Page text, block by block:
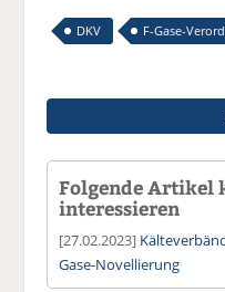
DKV F-Gase-
Folgende Artikel
interessieren
[27.02.2023]
Gase-Novellierung